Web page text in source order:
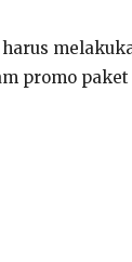
promo paket